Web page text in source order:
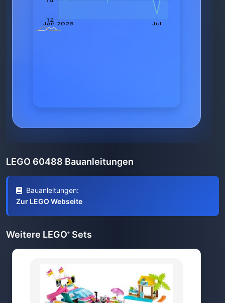
LEGO 60488 Bauanleitungen
Bauanleitungen:
Zur LEGO Webseite
Weitere LEGO® Sets